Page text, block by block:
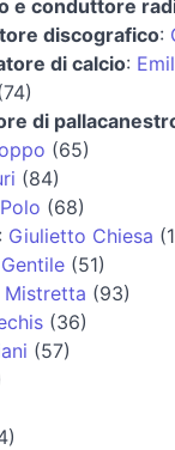
e conduttore
discografico:
di calcio:
di
(65)
(84)
(68)
: Giulietto Chiesa
(51)
Mistretta (93)
(36)
(57)